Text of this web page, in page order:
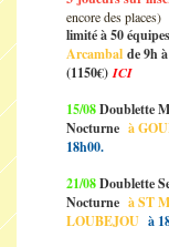
encore des places)
limité à 50 équipes
Arcambal de 9h
(1150€)ICI
15/08Doublette
Nocturne à
18h00.
21/08Doublette
Nocturne à ST
LOUBEJOU à